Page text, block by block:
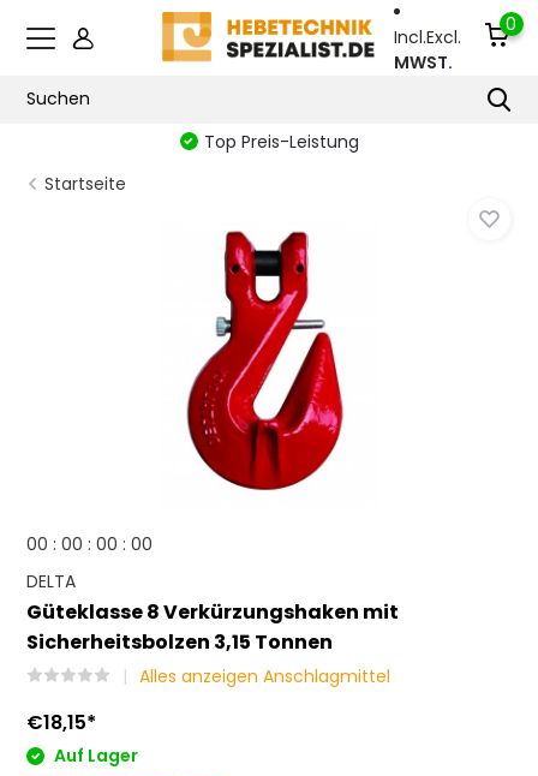
Incl.Excl.
MWST.
0
Top Preis-Leistung
Startseite
00 :00 :00 :00
DELTA
Güteklasse 8 Verkürzungshaken mit
Sicherheitsbolzen 3,15 Tonnen
Alles anzeigen Anschlagmittel
€18,15*
Auf Lager